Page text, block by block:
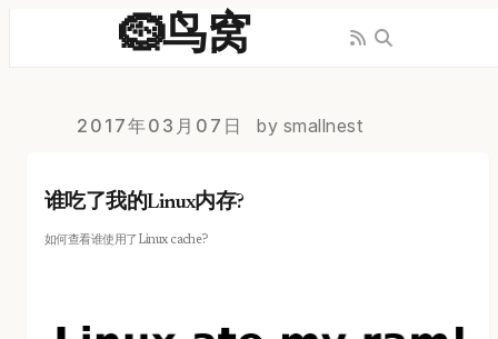
🪹鸟窝
2017年03月07日 by smallnest
谁吃了我的Linux内存?
如何查看谁使用了Linux cache?